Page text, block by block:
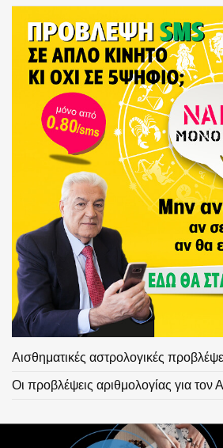
Αισθηματικές αστρολογικές
Οι προβλέψεις αριθμολογίας για τον